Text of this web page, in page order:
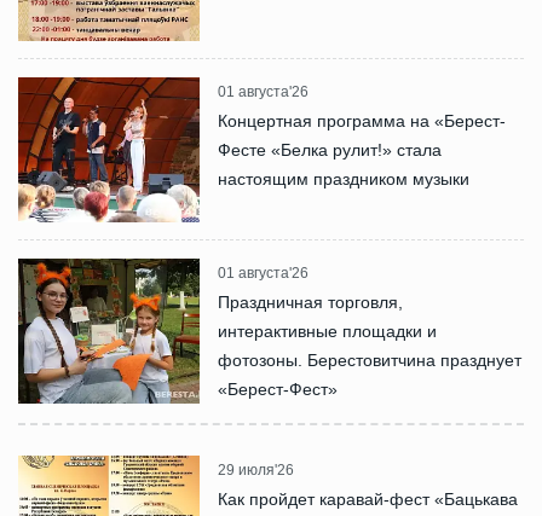
01 августа'26
Концертная программа на «Берест-
Фесте «Белка рулит!» стала
настоящим праздником музыки
01 августа'26
Праздничная торговля,
интерактивные площадки и
фотозоны. Берестовитчина празднует
«Берест-Фест»
29 июля'26
Как пройдет каравай-фест «Бацькава